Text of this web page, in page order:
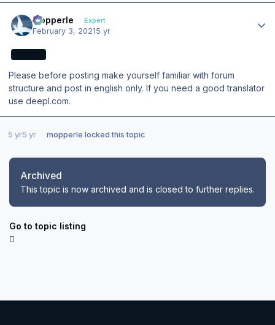
mopperle Expert
February 3, 20215 yr
Please before posting make yourself familiar with forum
structure and post in english only. If you need a good translator
use deepl.com.
5 yr5 yr mopperle locked this topic
Archived
This topic is now archived and is closed to further replies.
Go to topic listing